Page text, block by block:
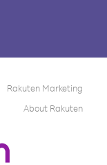
Rakuten Marketing
About Rakuten